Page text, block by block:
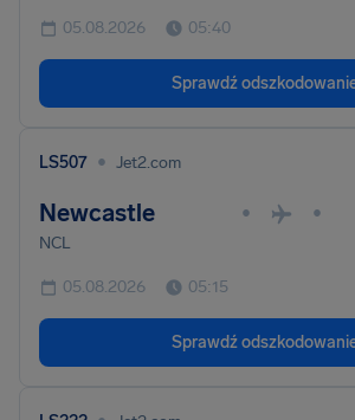
05.08.2026 05:40
Sprawdź
LS507 • Jet2.com
Newcastle • •
NCL
05.08.2026 05:15
Sprawdź